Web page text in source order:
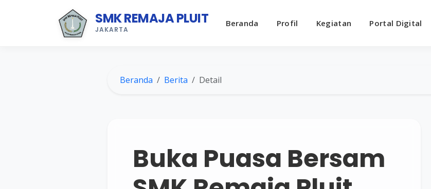
SMK REMAJA PLUIT
JAKARTA
Beranda Profil Kegiatan Portal Digital
Beranda Berita Detail
Buka Puasa Bersam